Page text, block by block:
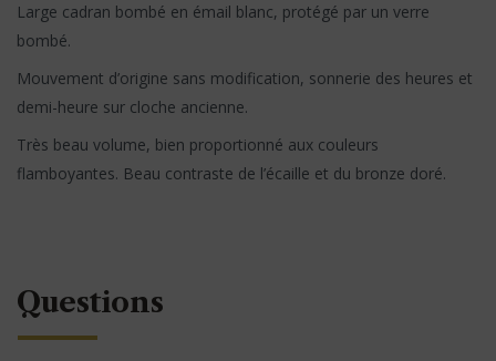
Large cadran bombé en émail blanc, protégé par un verre
bombé.
Mouvement d’origine sans modification, sonnerie des heures et
demi-heure sur cloche ancienne.
Très beau volume, bien proportionné aux couleurs
flamboyantes. Beau contraste de l’écaille et du bronze doré.
Questions